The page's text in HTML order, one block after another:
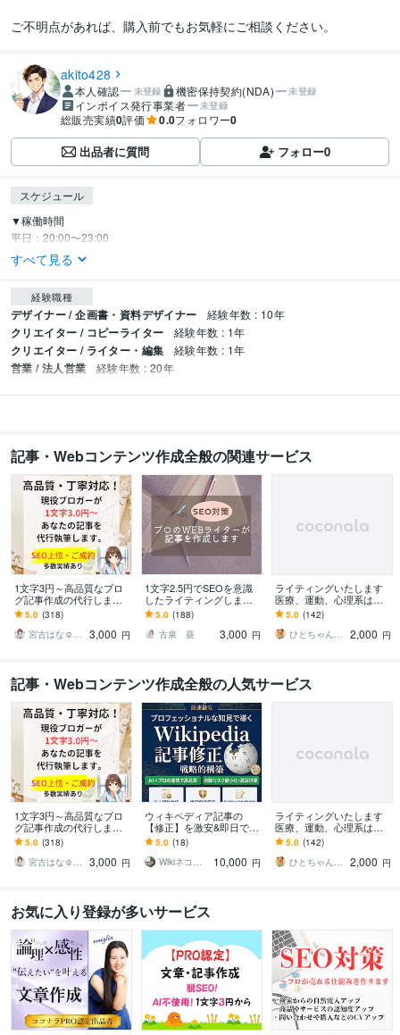
ご不明点があれば、購入前でもお気軽にご相談ください。
akito428
本人確認 未登録 機密保持契約(NDA) 未登録
インボイス発行事業者 未登録
総販売実績0評価 0.0フォロワー0
出品者に質問 フォロー0
スケジュール
▼稼働時間
平日：20:00〜23:00
すべて見る
経験職種
デザイナー / 企画書・資料デザイナー 経験年数 : 10年
クリエイター / コピーライター 経験年数 : 1年
クリエイター / ライター・編集 経験年数 : 1年
営業 / 法人営業 経験年数 : 20年
記事・Webコンテンツ作成全般の関連サービス
1文字3円～高品質なブロ
グ記事作成の代行します
現役ブロガーがあなたの
「書いてほしい」記事を
作成
5.0 (318)
宮古はな☺︎ブロガーでライター
3,000 円
1文字2.5円でSEOを意識
したライティングします
プロのWEBライターがSE
O対策済みの記事を作成し
ます
5.0 (188)
古泉 葵
3,000 円
ライティングいたします
医療、運動、心理系は強
いです。なんでもご相談
ください。
5.0 (142)
ひとちゃん先生 心と身体のサポーター
2,000 円
記事・Webコンテンツ作成全般の人気サービス
1文字3円～高品質なブロ
グ記事作成の代行します
現役ブロガーがあなたの
「書いてほしい」記事を
作成
5.0 (318)
宮古はな☺︎ブロガーでライター
3,000 円
ウィキペディア記事の
【修正】を激安&即日でし
ます 【最安 】Wikipediaを
強力なSEO•LLMOツール
に
5.0 (18)
Wikiネコ＠ウィキぺディアの専門家
10,000 円
ライティングいたします
医療、運動、心理系は強
いです。なんでもご相談
ください。
5.0 (142)
ひとちゃん先生 心と身体のサポーター
2,000 円
お気に入り登録が多いサービス